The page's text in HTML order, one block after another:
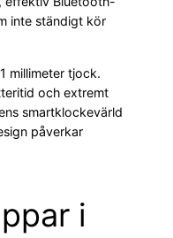
inte ständigt kör
millimeter tjock.
och extremt
smartklockevärld
påverkar
i